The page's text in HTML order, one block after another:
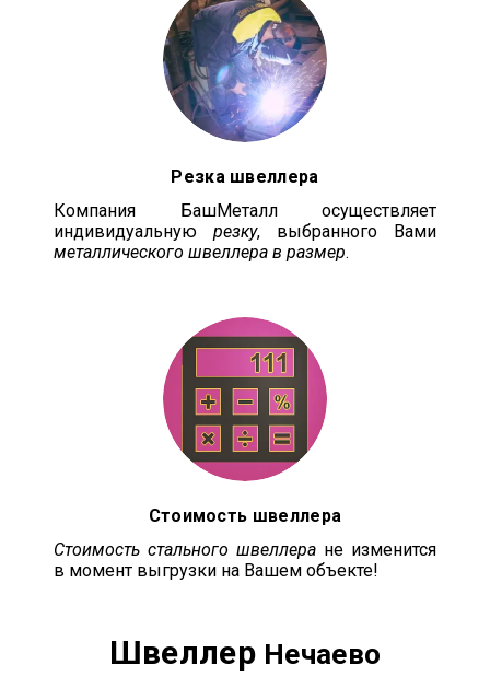
Резка швеллера
Компания БашМеталл осуществляет
индивидуальную резку, выбранного Вами
металлического швеллера в размер.
Стоимость швеллера
Стоимость стального швеллера не изменится
в момент выгрузки на Вашем объекте!
Швеллер Нечаево